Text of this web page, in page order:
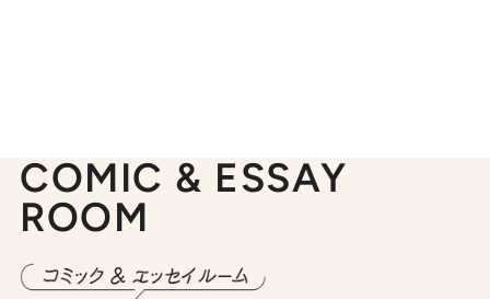
COMIC & ESSAY
ROOM